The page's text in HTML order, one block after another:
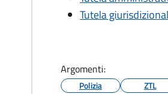
Tutela
Argomenti:
Polizia ZTL